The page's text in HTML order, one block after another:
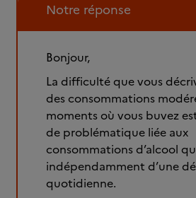
Notre réponse
Bonjour,
La difficulté que vous
des consommations
moments où vous buvez
de problématique liée aux
consommations d’alcool
indépendamment d’une
quotidienne.